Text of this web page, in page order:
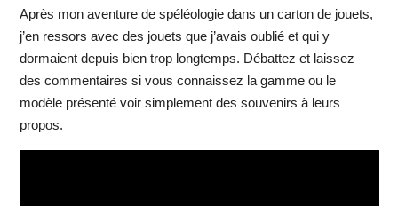
Après mon aventure de spéléologie dans un carton de jouets,
j’en ressors avec des jouets que j’avais oublié et qui y
dormaient depuis bien trop longtemps. Débattez et laissez
des commentaires si vous connaissez la gamme ou le
modèle présenté voir simplement des souvenirs à leurs
propos.